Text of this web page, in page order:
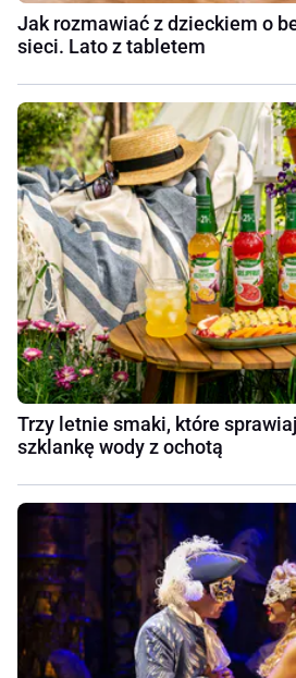
Jak rozmawiać z dzieckiem o
sieci. Lato z tabletem
Trzy letnie smaki, które
szklankę wody z ochotą